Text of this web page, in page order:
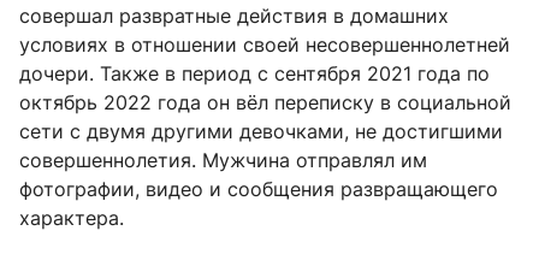
совершал развратные действия в домашних
условиях в отношении своей несовершеннолетней
дочери. Также в период с сентября 2021 года по
октябрь 2022 года он вёл переписку в социальной
сети с двумя другими девочками, не достигшими
совершеннолетия. Мужчина отправлял им
фотографии, видео и сообщения развращающего
характера.